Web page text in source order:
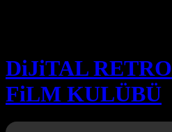
DiJiTAL RETRO
FiLM KULÜBÜ